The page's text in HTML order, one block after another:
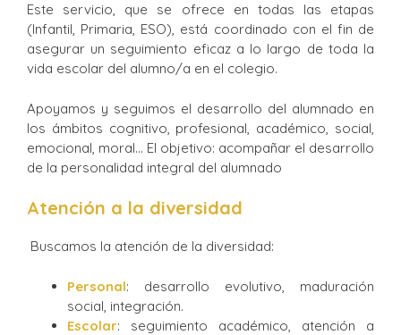
Este servicio, que se ofrece en todas las etapas
(Infantil, Primaria, ESO), está coordinado con el fin de
asegurar un seguimiento eficaz a lo largo de toda la
vida escolar del alumno/a en el colegio.
Apoyamos y seguimos el desarrollo del alumnado en
los ámbitos cognitivo, profesional, académico, social,
emocional, moral… El objetivo: acompañar el desarrollo
de la personalidad integral del alumnado
Atención a la diversidad
Buscamos la atención de la diversidad:
Personal: desarrollo evolutivo, maduración
social, integración.
Escolar: seguimiento académico, atención a